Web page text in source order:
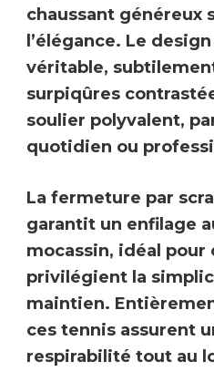
chaussant généreux
l’élégance. Le
véritable,
surpiqûres
soulier polyvalent,
quotidien ou
La fermeture par
garantit un enfilage
mocassin, idéal pour
privilégient la
maintien.
ces tennis assurent
respirabilité tout au